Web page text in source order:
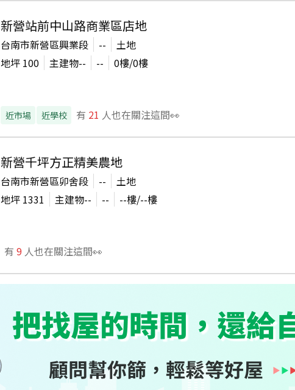
新營站前中山路商業區店地
台南市新營區興業段 --
土地
地坪 100 主建物-- -- 0樓/0樓
近市場 近學校 有 21 人也在關注這間👀
新營千坪方正精美農地
台南市新營區卯舍段 --
土地
地坪 1331 主建物-- -- --樓/--樓
有 9 人也在關注這間👀